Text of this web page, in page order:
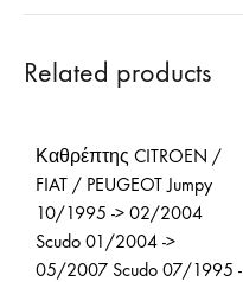
Related products
Καθρέπτης CITROEN /
FIAT / PEUGEOT Jumpy
10/1995 -> 02/2004
Scudo 01/2004 ->
05/2007 Scudo 07/1995 -